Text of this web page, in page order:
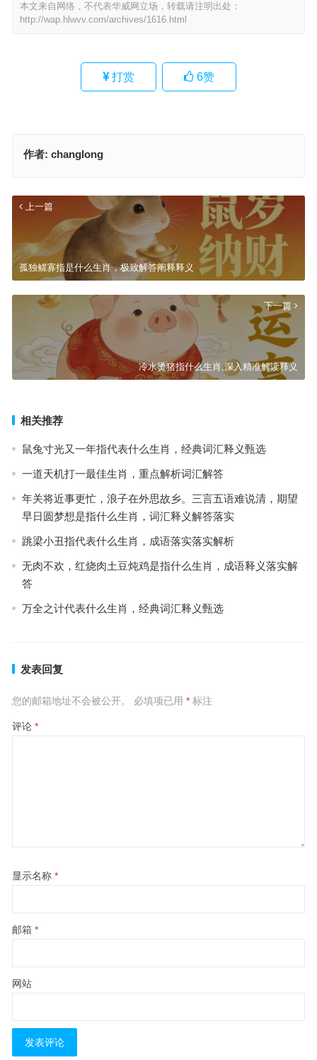
本文来自网络，不代表华威网立场，转载请注明出处：
http://wap.hlwvv.com/archives/1616.html
打赏 6赞
作者: changlong
上一篇
孤独鳏寡指是什么生肖，极致解答阐释释义
下一篇
冷水烫猪指什么生肖,深入精准解读释义
相关推荐
鼠兔寸光又一年指代表什么生肖，经典词汇释义甄选
一道天机打一最佳生肖，重点解析词汇解答
年关将近事更忙，浪子在外思故乡。三言五语难说清，期望
早日圆梦想是指什么生肖，词汇释义解答落实
跳梁小丑指代表什么生肖，成语落实落实解析
无肉不欢，红烧肉土豆炖鸡是指什么生肖，成语释义落实解
答
万全之计代表什么生肖，经典词汇释义甄选
发表回复
您的邮箱地址不会被公开。 必填项已用 *标注
评论 *
显示名称 *
邮箱 *
网站